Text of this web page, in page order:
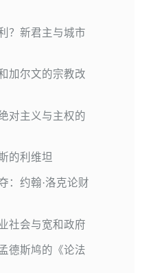
？新君主与城市
加尔文的宗教改
对主义与主权的
的利维坦
：约翰·洛克论财
社会与宽和政府
德斯鸠的《论法